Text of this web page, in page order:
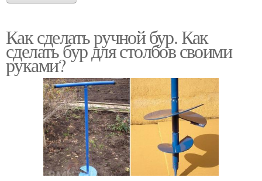
Как сделать ручной бур. Как
сделать бур для столбов своими
руками?